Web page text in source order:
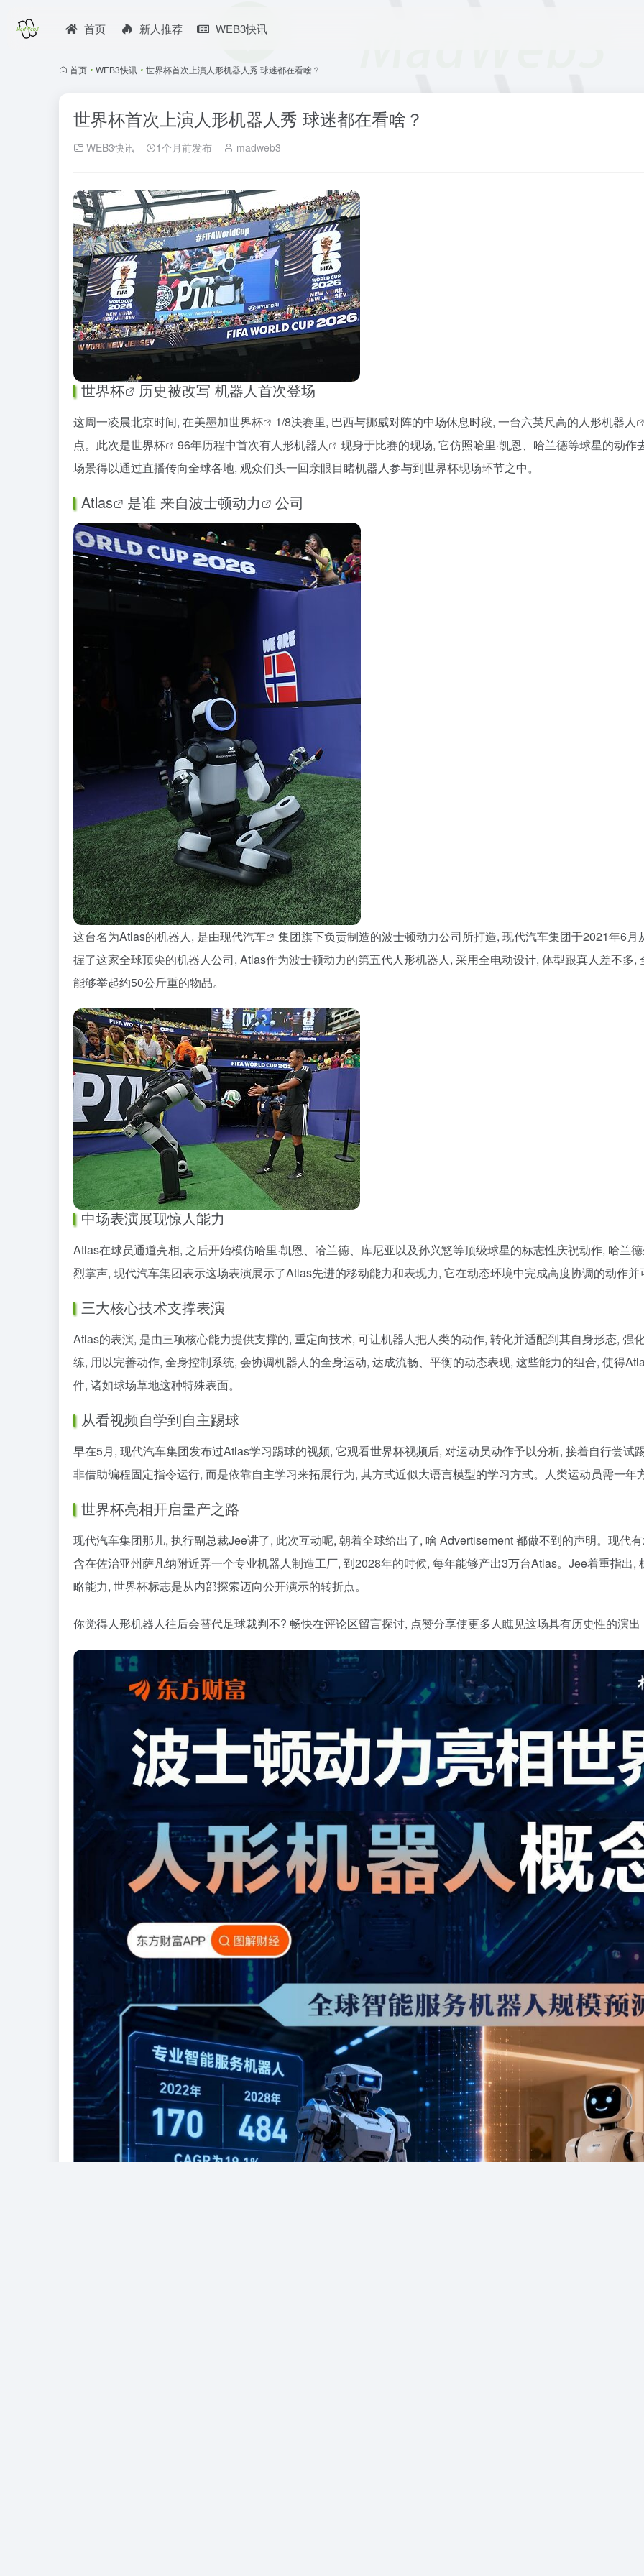
首页 新人推荐 WEB3快讯
首页 • WEB3快讯 • 世界杯首次上演人形机器人秀 球迷都在看啥？
世界杯首次上演人形机器人秀 球迷都在看啥？
WEB3快讯 1个月前发布 madweb3
世界杯 历史被改写 机器人首次登场
这周一凌晨北京时间, 在美墨加世界杯 1/8决赛里, 巴西与挪威对阵的中场休息时段, 一台六英尺高的人形机器人
点。此次是世界杯 96年历程中首次有人形机器人
现身于比赛的现场, 它仿照哈里·凯恩、哈兰德等球星的动
场景得以通过直播传向全球各地, 观众们头一回亲眼目睹机器人参与到世界杯现场环节之中。
Atlas 是谁 来自波士顿动力 公司
这台名为Atlas的机器人, 是由现代汽车
集团旗下负责制造的波士顿动力公司所打造, 现代汽车集团于2021年6
握了这家全球顶尖的机器人公司, Atlas作为波士顿动力的第五代人形机器人, 采用全电动设计, 体型跟真人差不多
能够举起约50公斤重的物品。
中场表演展现惊人能力
Atlas在球员通道亮相, 之后开始模仿哈里·凯恩、哈兰德、库尼亚以及孙兴慜等顶级球星的标志性庆祝动作, 哈兰
烈掌声, 现代汽车集团表示这场表演展示了Atlas先进的移动能力和表现力, 它在动态环境中完成高度协调的动作
三大核心技术支撑表演
Atlas的表演, 是由三项核心能力提供支撑的, 重定向技术, 可让机器人把人类的动作, 转化并适配到其自身形态, 强
练, 用以完善动作, 全身控制系统, 会协调机器人的全身运动, 达成流畅、平衡的动态表现, 这些能力的组合, 使得
件, 诸如球场草地这种特殊表面。
从看视频自学到自主踢球
早在5月, 现代汽车集团发布过Atlas学习踢球的视频, 它观看世界杯视频后, 对运动员动作予以分析, 接着自行尝试
非借助编程固定指令运行, 而是依靠自主学习来拓展行为, 其方式近似大语言模型的学习方式。人类运动员需一
世界杯亮相开启量产之路
现代汽车集团那儿, 执行副总裁Jee讲了, 此次互动呢, 朝着全球给出了, 啥 Advertisement 都做不到的声明。现代
含在佐治亚州萨凡纳附近弄一个专业机器人制造工厂, 到2028年的时候, 每年能够产出3万台Atlas。Jee着重指出
略能力, 世界杯标志是从内部探索迈向公开演示的转折点。
你觉得人形机器人往后会替代足球裁判不? 畅快在评论区留言探讨, 点赞分享使更多人瞧见这场具有历史性的演出